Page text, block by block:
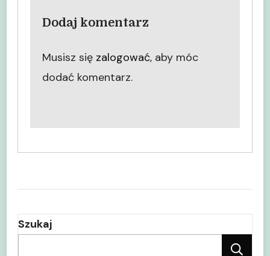
Dodaj komentarz
Musisz się zalogować, aby móc
dodać komentarz.
Szukaj